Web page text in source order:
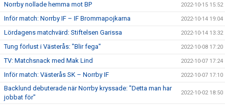
Norrby nollade hemma mot BP 2022-10-15 15:52
Inför match: Norrby IF – IF Brommapojkarna 2022-10-14 19:04
Lördagens matchvärd: Stiftelsen Garissa 2022-10-14 13:32
Tung förlust i Västerås: "Blir fega" 2022-10-08 17:20
TV: Matchsnack med Mak Lind 2022-10-07 17:24
Inför match: Västerås SK – Norrby IF 2022-10-07 17:10
Backlund debuterade när Norrby kryssade: "Detta man har
jobbat för"
2022-10-02 18:50